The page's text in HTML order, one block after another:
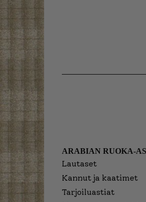
ARABIAN RUOKA-
Lautaset
Kannut ja kaatimet
Tarjoiluastiat